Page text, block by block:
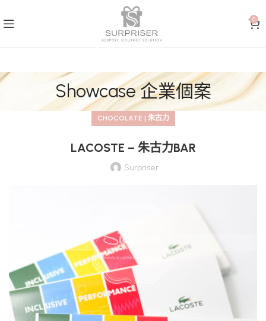
0
Showcase 企業個案
CHOCOLATE | 朱古力
LACOSTE – 朱古力BAR
Surpriser